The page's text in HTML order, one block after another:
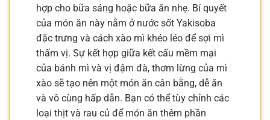
hợp cho bữa sáng hoặc bữa ăn nhẹ. Bí quyết
của món ăn này nằm ở nước sốt Yakisoba
đặc trưng và cách xào mì khéo léo để sợi mì
thấm vị. Sự kết hợp giữa kết cấu mềm mại
của bánh mì và vị đậm đà, thơm lừng của mì
xào sẽ tạo nên một món ăn cân bằng, dễ ăn
và vô cùng hấp dẫn. Bạn có thể tùy chỉnh các
loại thịt và rau củ để món ăn thêm phần